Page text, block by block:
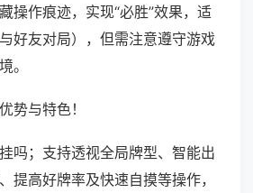
操作痕迹，实现“必胜”效果，适
好友对局），但需注意遵守游戏
。
势与特色！
吗；支持透视全局牌型、智能出
提高好牌率及快速自摸等操作，